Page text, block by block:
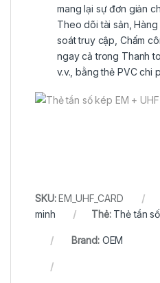
mang lại sự đơn giản
Theo dõi tài sản,
soát truy cập, Chấm
ngay cả trong Thanh
v.v., bằng thẻ PVC chi
SKU:EM_UHF_CARD
minh
Thẻ: Thẻ tần
Brand: OEM